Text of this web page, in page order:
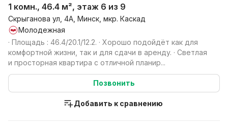
1 комн., 46.4 м², этаж 6 из 9
Скрыганова ул, 4А, Минск, мкр. Каскад
Молодежная
· Площадь : 46.4/20.1/12.2. · Хорошо подойдёт как для
комфортной жизни, так и для сдачи в аренду. · Светлая
и просторная квартира с отличной планир...
Позвонить
Добавить к сравнению